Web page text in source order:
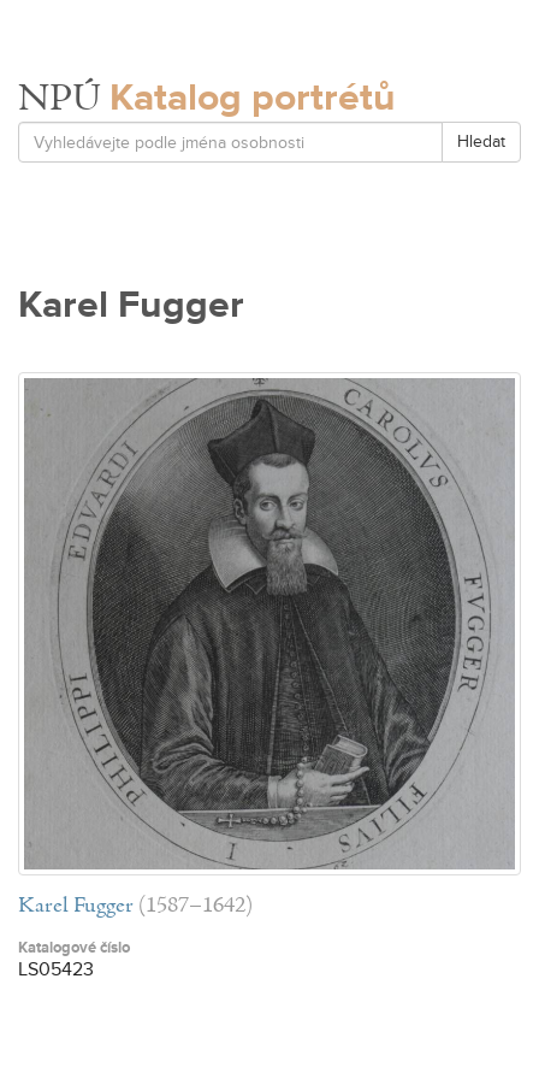
NPÚ Katalog portrétů
Hledat
Karel Fugger
Karel Fugger (1587–1642)
Katalogové číslo
LS05423